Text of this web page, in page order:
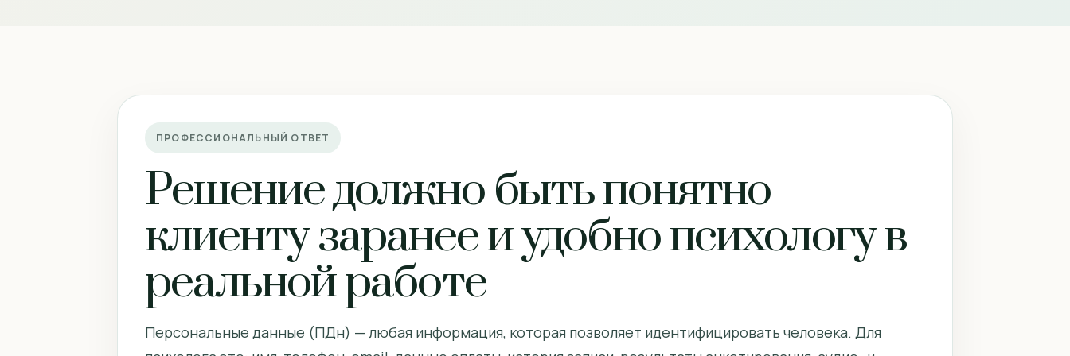
ПРОФЕССИОНАЛЬНЫЙ ОТВЕТ
Решение должно быть понятно
клиенту заранее и удобно психологу в
реальной работе
Персональные данные (ПДн) — любая информация, которая позволяет идентифицировать человека. Для